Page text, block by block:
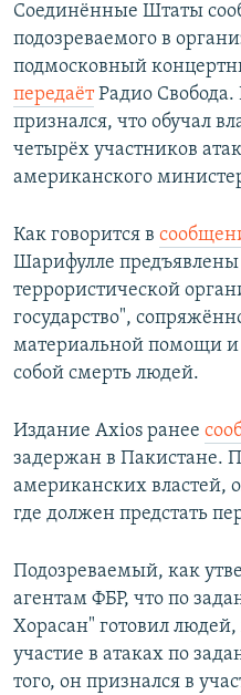
Все сайты РСЕ/РС
Соединённые Штаты
подозреваемого в
подмосковный
передаётРадио Свобода.
признался, что обучал
четырёх участников
американского
Как говорится в
Шарифулле
террористической
государство",
материальной помощи и
собой смерть людей.
Издание Axios ранее
задержан в Пакистане.
американских властей,
где должен предстать
Подозреваемый, как
агентам ФБР, что по
Хорасан" готовил
участие в атаках по
того, он признался в